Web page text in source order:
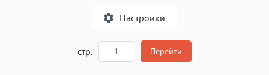
Настроики
стр. Перейти